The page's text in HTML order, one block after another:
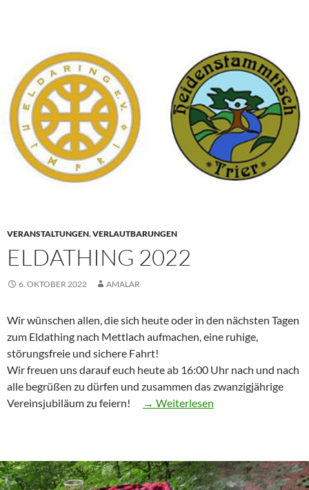
2022”
VERANSTALTUNGEN,VERLAUTBARUNGEN
ELDATHING 2022
6. OKTOBER 2022 AMALAR
Wir wünschen allen, die sich heute oder in den nächsten Tagen
zum Eldathing nach Mettlach aufmachen, eine ruhige,
störungsfreie und sichere Fahrt!
Wir freuen uns darauf euch heute ab 16:00 Uhr nach und nach
alle begrüßen zu dürfen und zusammen das zwanzigjährige
Vereinsjubiläum zu feiern!
→ Weiterlesen